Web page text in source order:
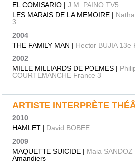
EL COMISARIO | J.M. PAINO TV5
LES MARAIS DE LA MEMOIRE |
3
2004
THE FAMILY MAN | Hector BUJIA 13e
2002
MILLE MILLIARDS DE POEMES |
COURTEMANCHE France 3
ARTISTE INTERPRÈTE
2010
HAMLET | David BOBEE
2009
MAQUETTE SUICIDE | Maia SANDOZ
Amandiers